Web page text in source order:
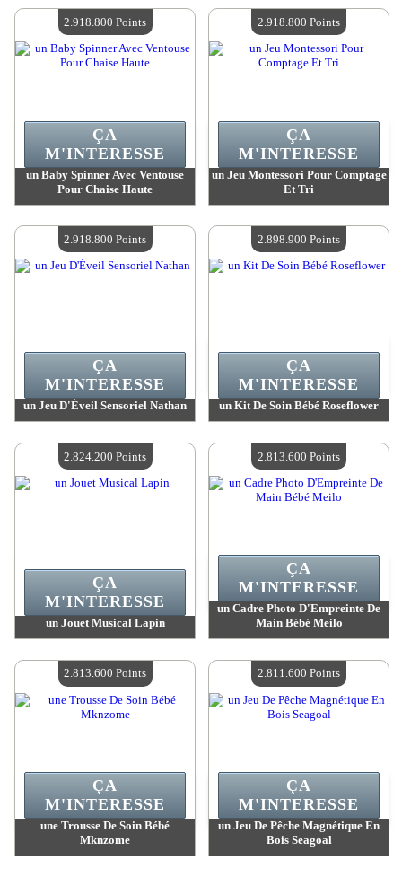
Quantité Disponible :4
Quantité Disponible :4
un Baby Spinner Avec Ventouse
Pour Chaise Haute
Quantité Disponible :4
ÇA
M'INTERESSE
2.918.800 Points
un Jeu Montessori Pour Comptage
Et Tri
Quantité Disponible :4
ÇA
M'INTERESSE
2.918.800 Points
un Jeu D'Éveil Sensoriel Nathan
Quantité Disponible :4
ÇA
M'INTERESSE
2.918.800 Points
un Kit De Soin Bébé Roseflower
Quantité Disponible :4
ÇA
M'INTERESSE
2.898.900 Points
un Jouet Musical Lapin
Quantité Disponible :4
ÇA
M'INTERESSE
2.824.200 Points
un Cadre Photo D'Empreinte De
Main Bébé Meilo
Quantité Disponible :4
ÇA
M'INTERESSE
2.813.600 Points
une Trousse De Soin Bébé
Mknzome
ÇA
M'INTERESSE
2.813.600 Points
un Jeu De Pêche Magnétique En
Bois Seagoal
ÇA
M'INTERESSE
2.811.600 Points